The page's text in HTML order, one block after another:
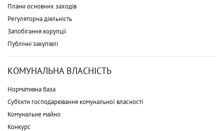
Плани основних заходів
Регуляторна діяльність
Запобігання корупції
Публічні закупівлі
КОМУНАЛЬНА ВЛАСНІСТЬ
Нормативна база
Суб'єкти господарювання комунальної власності
Комунальне майно
Конкурс